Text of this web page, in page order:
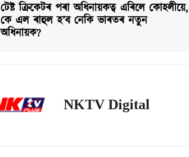
টেষ্ট ক্ৰিকেটৰ পৰা অধিনায়কত্ব এৰিলে কোহলীয়ে,
কে এল ৰাহুল হ’ব নেকি ভাৰতৰ নতুন
অধিনায়ক?
NKTV Digital